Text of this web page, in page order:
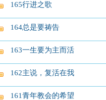
165行进之歌
164总是要祷告
163一生要为主而活
162主说，复活在我
161青年教会的希望